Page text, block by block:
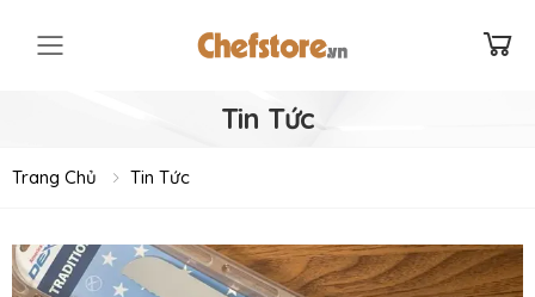
Toggle mobile menu
Tin Tức
Trang Chủ Tin Tức